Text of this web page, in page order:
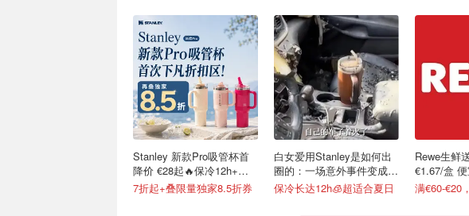
Stanley 新款Pro吸管杯首
降价 €28起🔥保冷12h+，
便携不漏水
7折起+叠限量独家8.5折券
白女爱用Stanley是如何出
圈的：一场意外事件变成顶
级营销案例
保冷长达12h🧊超适合夏日
Rewe生鲜
€1.67/盒 便
满€60-€20